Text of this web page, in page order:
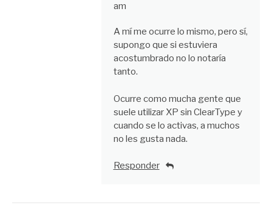
am
A mí me ocurre lo mismo, pero sí,
supongo que si estuviera
acostumbrado no lo notaría
tanto.
Ocurre como mucha gente que
suele utilizar XP sin ClearType y
cuando se lo activas, a muchos
no les gusta nada.
Responder